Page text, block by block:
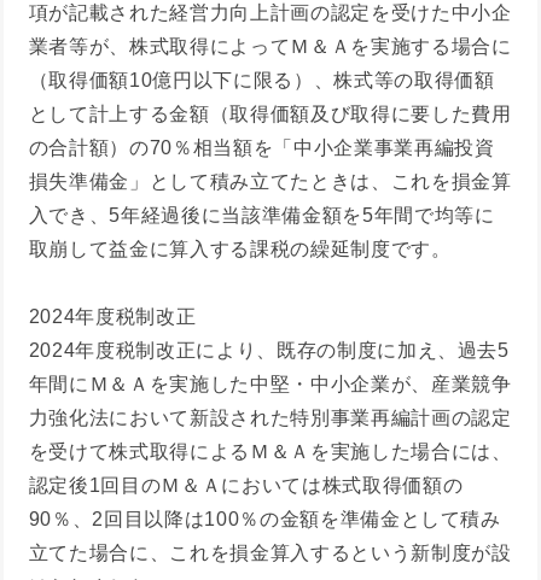
項が記載された経営力向上計画の認定を受けた中小企
業者等が、株式取得によってＭ＆Ａを実施する場合に
（取得価額10億円以下に限る）、株式等の取得価額
として計上する金額（取得価額及び取得に要した費用
の合計額）の70％相当額を「中小企業事業再編投資
損失準備金」として積み立てたときは、これを損金算
入でき、5年経過後に当該準備金額を5年間で均等に
取崩して益金に算入する課税の繰延制度です。
2024年度税制改正
2024年度税制改正により、既存の制度に加え、過去5
年間にＭ＆Ａを実施した中堅・中小企業が、産業競争
力強化法において新設された特別事業再編計画の認定
を受けて株式取得によるＭ＆Ａを実施した場合には、
認定後1回目のＭ＆Ａにおいては株式取得価額の
90％、2回目以降は100％の金額を準備金として積み
立てた場合に、これを損金算入するという新制度が設